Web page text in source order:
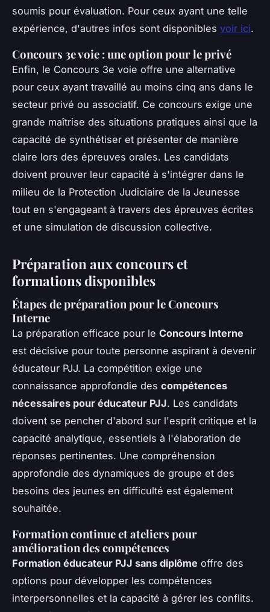
soumis pour évaluation. Pour ceux ayant une telle
expérience, d'autres infos sont disponibles voir ici.
Concours 3e voie : une option pour le privé
Enfin, le Concours 3e voie offre une alternative
pour ceux ayant travaillé au moins cinq ans dans le
secteur privé ou associatif. Ce concours exige une
grande maîtrise des situations pratiques ainsi que la
capacité de synthétiser et présenter de manière
claire lors des épreuves orales. Les candidats
doivent prouver leur capacité à s'intégrer dans le
milieu de la Protection Judiciaire de la Jeunesse
tout en s'engageant à travers des épreuves écrites
et une simulation de discussion collective.
Préparation aux concours et
formations disponibles
Étapes de préparation pour le Concours
Interne
La préparation efficace pour le Concours Interne
est décisive pour toute personne aspirant à devenir
éducateur PJJ. La compétition exige une
connaissance approfondie des compétences
nécessaires pour éducateur PJJ. Les candidats
doivent se pencher d'abord sur l'esprit critique et la
capacité analytique, essentiels à l'élaboration de
réponses pertinentes. Une compréhension
approfondie des dynamiques de groupe et des
besoins des jeunes en difficulté est également
souhaitée.
Formation continue et ateliers pour
amélioration des compétences
Formation éducateur PJJ sans diplôme offre des
options pour développer les compétences
interpersonnelles et la capacité à gérer les conflits.